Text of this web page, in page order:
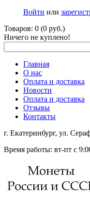
Войти или
Товаров: 0 (0 руб.)
Ничего не куплено!
Главная
О нас
Оплата и доставка
Новости
Оплата и доставка
Отзывы
Контакты
г. Екатеринбург, ул.
Время работы: вт-пт с